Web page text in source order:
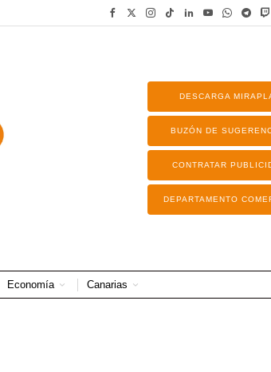
DESCARGA
BUZÓN DE
CONTRATAR
DEPARTAMENTO
Economía Canarias